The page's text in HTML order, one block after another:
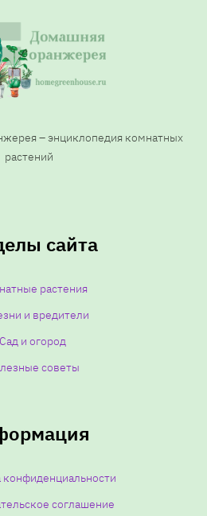
– энциклопедия комнатных
растений
сайта
растения
и вредители
Сад и огород
советы
конфиденциальности
соглашение